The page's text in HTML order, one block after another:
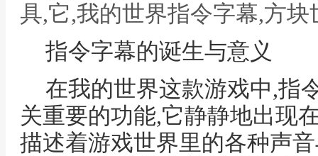
具,它,我的世界指令字幕,方
指令字幕的诞生与意义
在我的世界这款游戏中,指
关重要的功能,它静静地出现
描述着游戏世界里的各种声